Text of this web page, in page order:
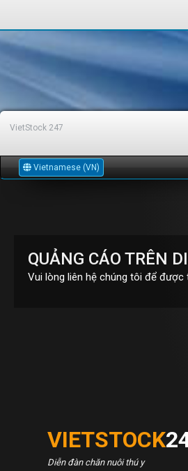
VietStock 247
Vietnamese (VN)
QUẢNG CÁO TRÊN
Vui lòng liên hệ chúng tôi để được
VIETSTOCK
Diễn đàn chăn nuôi thú y